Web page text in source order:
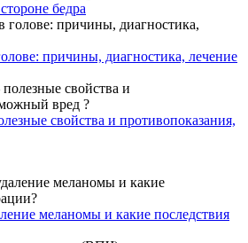
бедра
причины, диагностика, лечение
свойства и противопоказания,
меланомы и какие последствия